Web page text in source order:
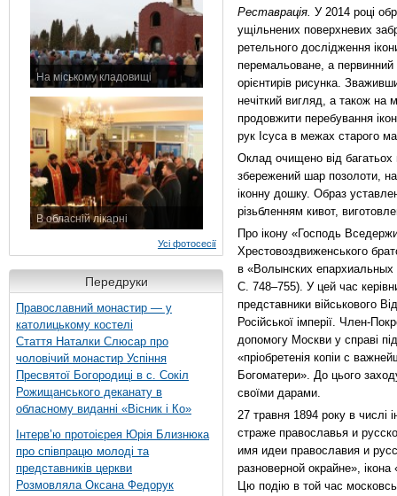
На міському кладовищі
В обласній лікарні
Усі фотосесії
Передруки
Православний монастир — у
католицькому костелі
Стаття Наталки Слюсар про
чоловічий монастир Успіння
Пресвятої Богородиці в с. Сокіл
Рожищанського деканату в
обласному виданні «Вісник і Ко»
Інтерв’ю протоієрея Юрія Близнюка
про співпрацю молоді та
представників церкви
Розмовляла Оксана Федорук
Реставрація. У 2014 році
ущільнених поверхневих
ретельного дослідження
перемальоване, а
орієнтирів рисунка.
нечіткий вигляд, а також на
продовжити перебування
рук Ісуса в межах старого
Оклад очищено від багатьох
збережений шар позолоти,
іконну дошку. Образ
різьбленням кивот,
Про ікону «Господь
Хрестовоздвиженського
в «Волынских
С. 748–755). У цей час
представники військового
Російської імперії. Член-
допомогу Москви у справі
«пріобретенія копіи с
Богоматери». До цього
своїми дарами.
27 травня 1894 року в числі
страже православья и
имя идеи православия и
разноверной окрайне»,
Цю подію в той час